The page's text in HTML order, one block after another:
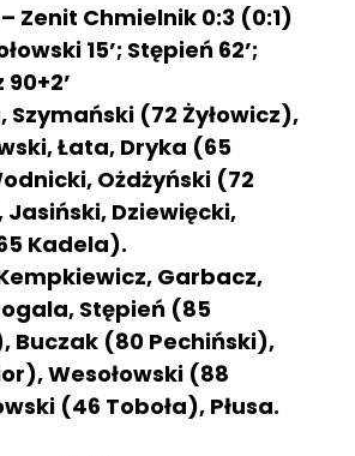
Zenit Chmielnik 0:3 (0:1)
15’; Stępień 62’;
Szymański (72 Żyłowicz),
Łata, Dryka (65
Ożdżyński (72
Dziewięcki,
Kadela).
Garbacz,
Stępień (85
Buczak (80 Pechiński),
Wesołowski (88
(46 Toboła), Płusa.